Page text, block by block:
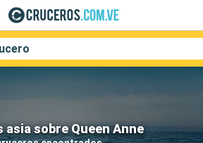
asia sobre Queen Anne